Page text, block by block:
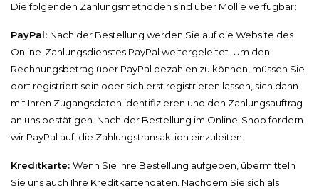
Die folgenden Zahlungsmethoden sind über Mollie verfügbar:
PayPal: Nach der Bestellung werden Sie auf die Website des
Online-Zahlungsdienstes PayPal weitergeleitet. Um den
Rechnungsbetrag über PayPal bezahlen zu können, müssen Sie
dort registriert sein oder sich erst registrieren lassen, sich dann
mit Ihren Zugangsdaten identifizieren und den Zahlungsauftrag
an uns bestätigen. Nach der Bestellung im Online-Shop fordern
wir PayPal auf, die Zahlungstransaktion einzuleiten.
Kreditkarte: Wenn Sie Ihre Bestellung aufgeben, übermitteln
Sie uns auch Ihre Kreditkartendaten. Nachdem Sie sich als